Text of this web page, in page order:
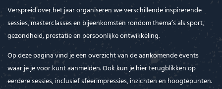
Verspreid over het jaar organiseren we verschillende inspirerende
sessies, masterclasses en bijeenkomsten rondom thema’s als sport,
gezondheid, prestatie en persoonlijke ontwikkeling.
Op deze pagina vind je een overzicht van de aankomende events
waar je je voor kunt aanmelden. Ook kun je hier terugblikken op
eerdere sessies, inclusief sfeerimpressies, inzichten en hoogtepunten.